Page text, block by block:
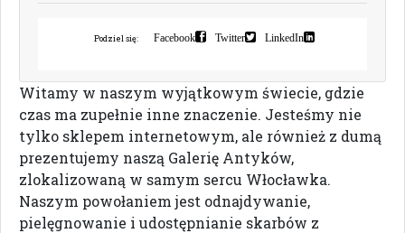
Podziel się: Facebook Twitter LinkedIn
Witamy w naszym wyjątkowym świecie, gdzie
czas ma zupełnie inne znaczenie. Jesteśmy nie
tylko sklepem internetowym, ale również z dumą
prezentujemy naszą Galerię Antyków,
zlokalizowaną w samym sercu Włocławka.
Naszym powołaniem jest odnajdywanie,
pielęgnowanie i udostępnianie skarbów z